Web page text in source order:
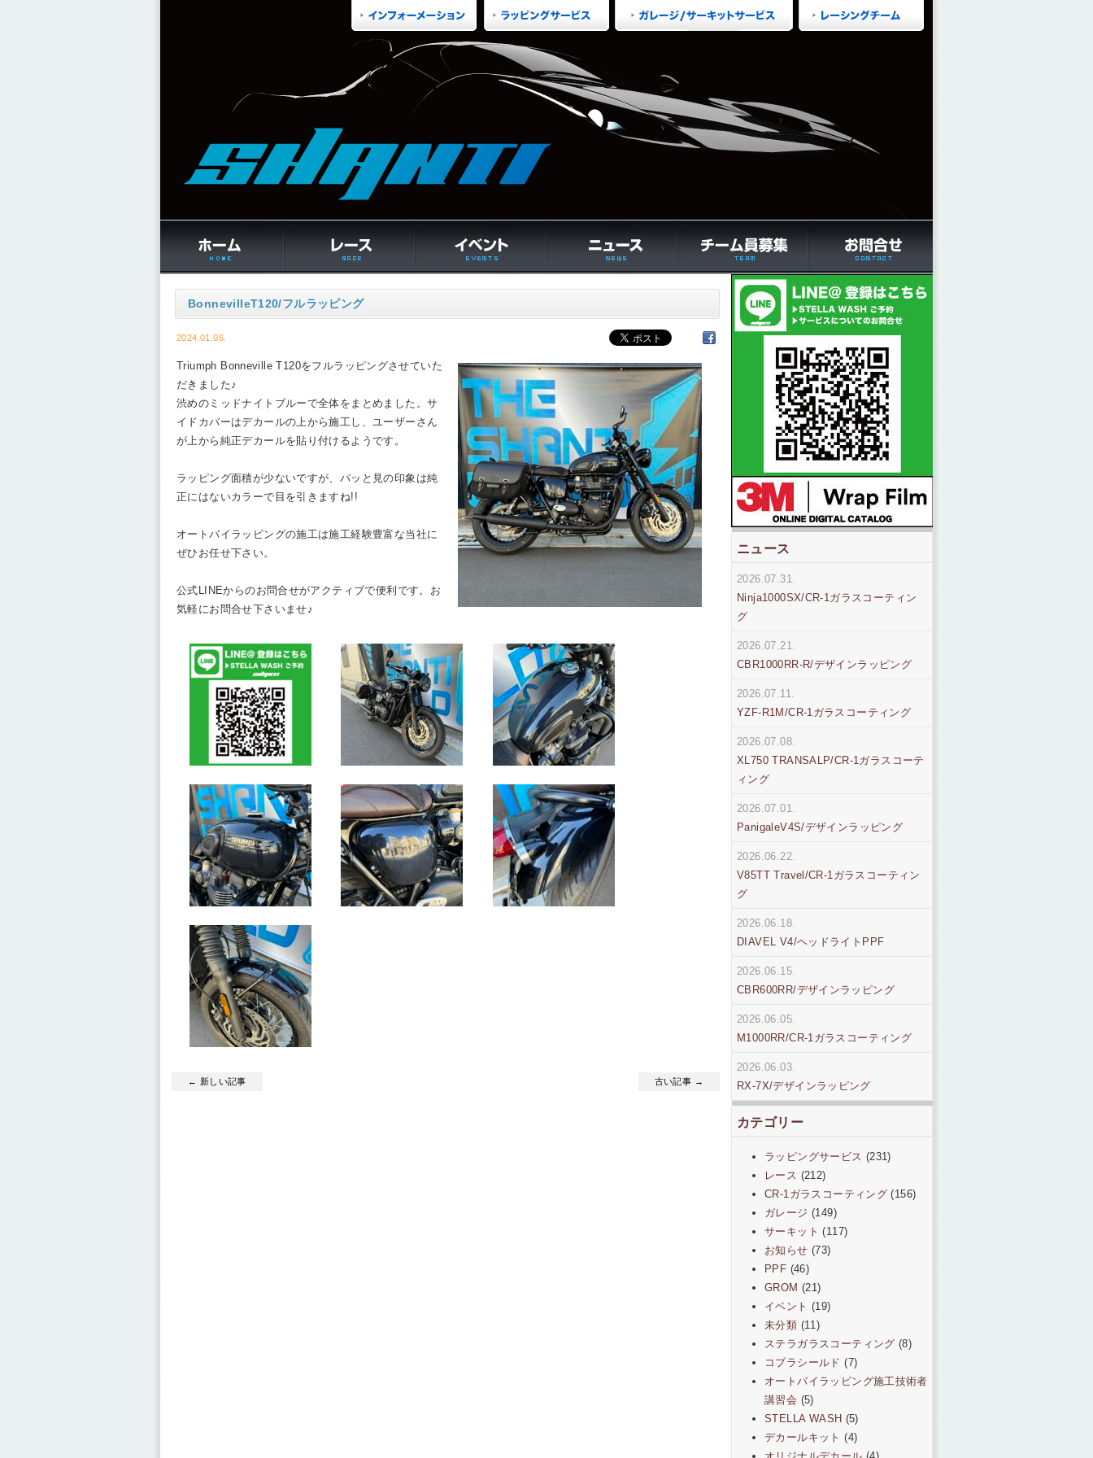
BonnevilleT120/フルラッピング
2024.01.06.
Triumph Bonneville T120をフルラッピングさせていた
だきました♪
渋めのミッドナイトブルーで全体をまとめました。サ
イドカバーはデカールの上から施工し、ユーザーさん
が上から純正デカールを貼り付けるようです。
ラッピング面積が少ないですが、パッと見の印象は純
正にはないカラーで目を引きますね!!
オートバイラッピングの施工は施工経験豊富な当社に
ぜひお任せ下さい。
公式LINEからのお問合せがアクティブで便利です。お
気軽にお問合せ下さいませ♪
古い記事 →
← 新しい記事
ニュース
2026.07.31.
Ninja1000SX/CR-1ガラスコーティン
グ
2026.07.21.
CBR1000RR-R/デザインラッピング
2026.07.11.
YZF-R1M/CR-1ガラスコーティング
2026.07.08.
XL750 TRANSALP/CR-1ガラスコーテ
ィング
2026.07.01.
PanigaleV4S/デザインラッピング
2026.06.22.
V85TT Travel/CR-1ガラスコーティン
グ
2026.06.18.
DIAVEL V4/ヘッドライトPPF
2026.06.15.
CBR600RR/デザインラッピング
2026.06.05.
M1000RR/CR-1ガラスコーティング
2026.06.03.
RX-7X/デザインラッピング
カテゴリー
ラッピングサービス (231)
レース (212)
CR-1ガラスコーティング (156)
ガレージ (149)
サーキット (117)
お知らせ (73)
PPF (46)
GROM (21)
イベント (19)
未分類 (11)
ステラガラスコーティング (8)
コブラシールド (7)
オートバイラッピング施工技術者
講習会 (5)
STELLA WASH (5)
デカールキット (4)